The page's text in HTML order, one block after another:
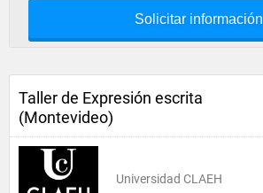
Solicitar información
Taller de Expresión escrita
(Montevideo)
Universidad CLAEH